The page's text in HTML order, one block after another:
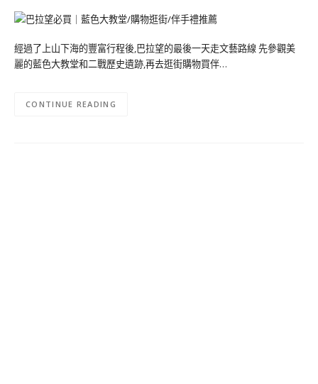
經過了上山下海的豐富行程後,巴拉望的最後一天走文藝路線 先參觀美
麗的藍色大教堂和二戰歷史遺跡,再去逛街購物買伴…
CONTINUE READING